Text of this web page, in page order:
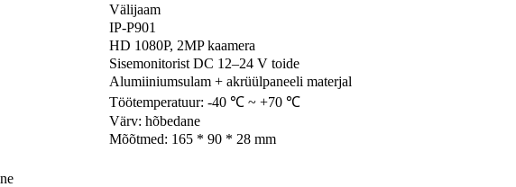
Välijaam
IP-P901
HD 1080P, 2MP kaamera
Sisemonitorist DC 12–24 V toide
Alumiiniumsulam + akrüülpaneeli materjal
Töötemperatuur: -40 ℃ ~ +70 ℃
Värv: hõbedane
Mõõtmed: 165 * 90 * 28 mm